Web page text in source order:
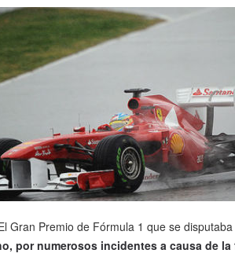
Gran Premio de Fórmula 1 que se
por numerosos incidentes a causa de